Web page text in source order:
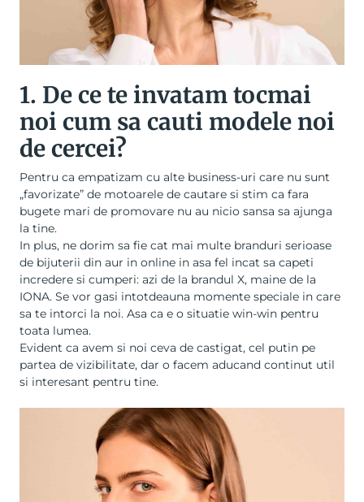
1. De ce te invatam tocmai
noi cum sa cauti modele noi
de cercei?
Pentru ca empatizam cu alte business-uri care nu sunt
„favorizate” de motoarele de cautare si stim ca fara
bugete mari de promovare nu au nicio sansa sa ajunga
la tine.
In plus, ne dorim sa fie cat mai multe branduri serioase
de bijuterii din aur in online in asa fel incat sa capeti
incredere si cumperi: azi de la brandul X, maine de la
IONA. Se vor gasi intotdeauna momente speciale in care
sa te intorci la noi. Asa ca e o situatie win-win pentru
toata lumea.
Evident ca avem si noi ceva de castigat, cel putin pe
partea de vizibilitate, dar o facem aducand continut util
si interesant pentru tine.